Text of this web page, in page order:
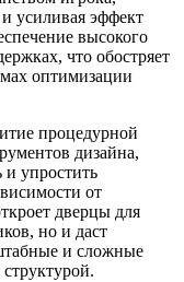
усиливая эффект
высокого
что обостряет
оптимизации
процедурной
дизайна,
и упростить
от
дверцы для
но и даст
и сложные